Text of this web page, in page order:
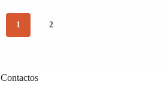
1 2
Contactos